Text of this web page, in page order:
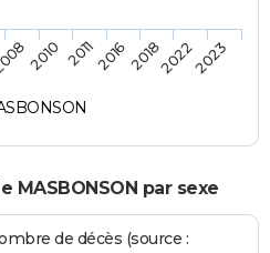
2010 20112016201820222023
MASBONSON par sexe
de décès (source :